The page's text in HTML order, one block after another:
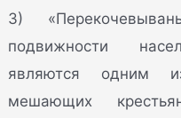
3)
подвижности
являются одним
мешающих